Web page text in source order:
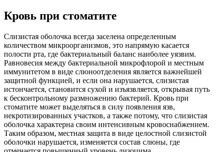
Кровь при стоматите
Слизистая оболочка всегда заселена определенным
количеством микроорганизмов, это напрямую касается
полости рта, где бактериальный баланс наиболее уязвим.
Равновесия между бактериальной микрофлорой и местным
иммунитетом в виде слюноотделения является важнейшей
защитной функцией, и если она нарушается, слизистая
истончается, становится сухой и изъязвляется, открывая путь
к бесконтрольному размножению бактерий. Кровь при
стоматите может выделяться в силу появления язв,
некротизированных участков, а также потому, что слизистая
оболочка характерна своим интенсивным кровоснабжением.
Таким образом, местная защита в виде целостной слизистой
оболочки нарушается, изменяется состав слюны, где